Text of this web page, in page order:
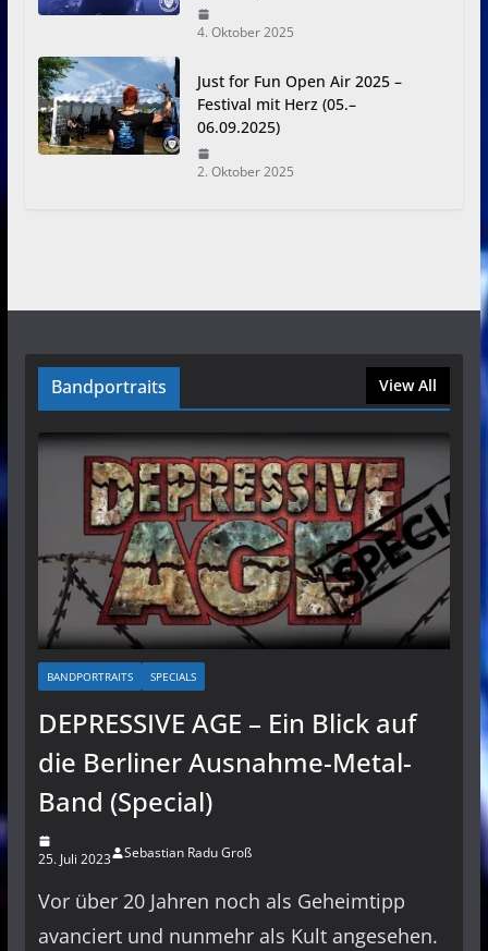
4. Oktober 2025
Just for Fun Open Air 2025 –
Festival mit Herz (05.–
06.09.2025)
2. Oktober 2025
Bandportraits View All
BANDPORTRAITS SPECIALS
DEPRESSIVE AGE – Ein Blick auf
die Berliner Ausnahme-Metal-
Band (Special)
25. Juli 2023 Sebastian Radu Groß
Vor über 20 Jahren noch als Geheimtipp
avanciert und nunmehr als Kult angesehen.